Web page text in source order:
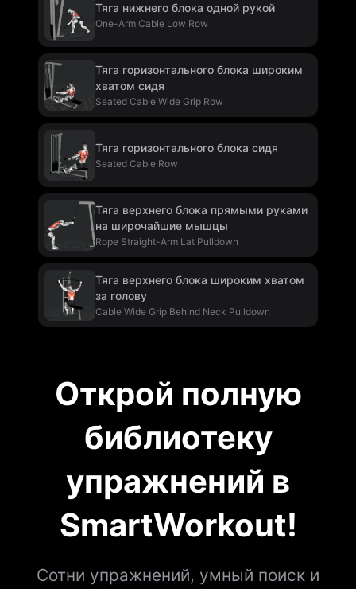
Тяга нижнего блока одной рукой
One-Arm Cable Low Row
Тяга горизонтального блока широким
хватом сидя
Seated Cable Wide Grip Row
Тяга горизонтального блока сидя
Seated Cable Row
Тяга верхнего блока прямыми руками
на широчайшие мышцы
Rope Straight-Arm Lat Pulldown
Тяга верхнего блока широким хватом
за голову
Cable Wide Grip Behind Neck Pulldown
Открой полную
библиотеку
упражнений в
SmartWorkout!
Сотни упражнений, умный поиск и